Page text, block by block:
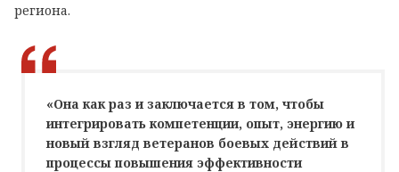
региона.
«Она как раз и заключается в том, чтобы
интегрировать компетенции, опыт, энергию и
новый взгляд ветеранов боевых действий в
процессы повышения эффективности